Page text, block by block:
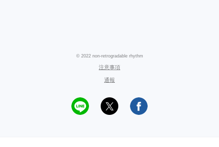
© 2022 non-retrogradable rhythm
注意事項
通報